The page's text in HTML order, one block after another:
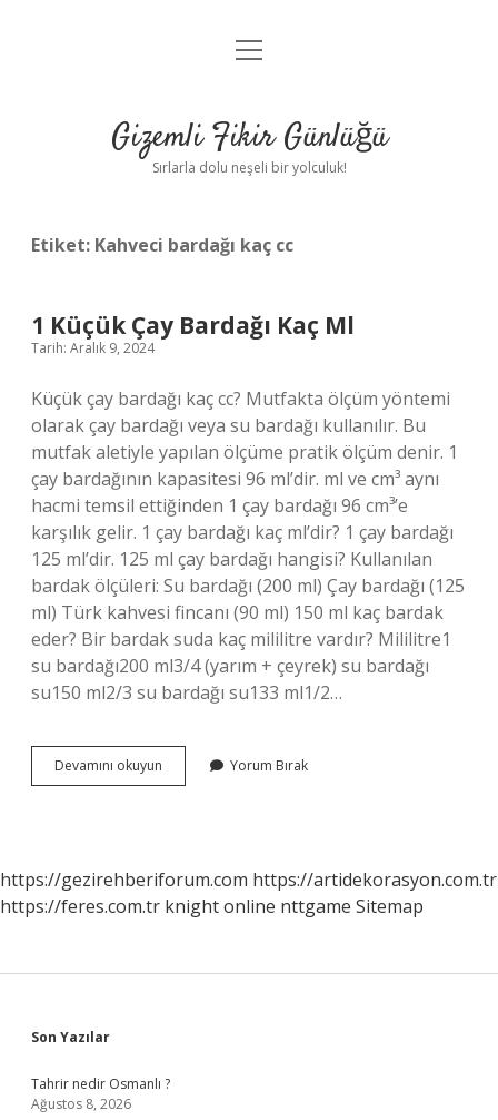
Anasayfa
Yasal Uyarı
menüyü
Gizemli Fikir Günlüğü
Sırlarla dolu neşeli bir yolculuk!
Etiket: Kahveci bardağı kaç cc
1 Küçük Çay Bardağı Kaç Ml
Tarih: Aralık 9, 2024
Küçük çay bardağı kaç cc? Mutfakta ölçüm yöntemi
olarak çay bardağı veya su bardağı kullanılır. Bu
mutfak aletiyle yapılan ölçüme pratik ölçüm denir. 1
çay bardağının kapasitesi 96 ml’dir. ml ve cm³ aynı
hacmi temsil ettiğinden 1 çay bardağı 96 cm³’e
karşılık gelir. 1 çay bardağı kaç ml’dir? 1 çay bardağı
125 ml’dir. 125 ml çay bardağı hangisi? Kullanılan
bardak ölçüleri: Su bardağı (200 ml) Çay bardağı (125
ml) Türk kahvesi fincanı (90 ml) 150 ml kaç bardak
eder? Bir bardak suda kaç mililitre vardır? Mililitre1
su bardağı200 ml3/4 (yarım + çeyrek) su bardağı
su150 ml2/3 su bardağı su133 ml1/2…
Devamını okuyun
Küçük
Yorum Bırak
https://gezirehberiforum.com https://artidekorasyon.com.tr
https://feres.com.tr knight online nttgame Sitemap
Sidebar
Son Yazılar
Tahrir nedir Osmanlı ?
Ağustos 8, 2026